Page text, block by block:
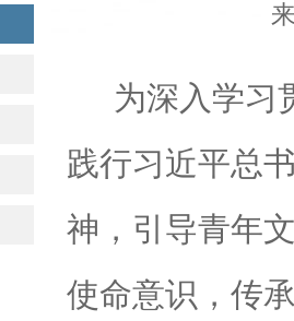
为深入学习
践行习近平总
神，引导青年
使命意识，传